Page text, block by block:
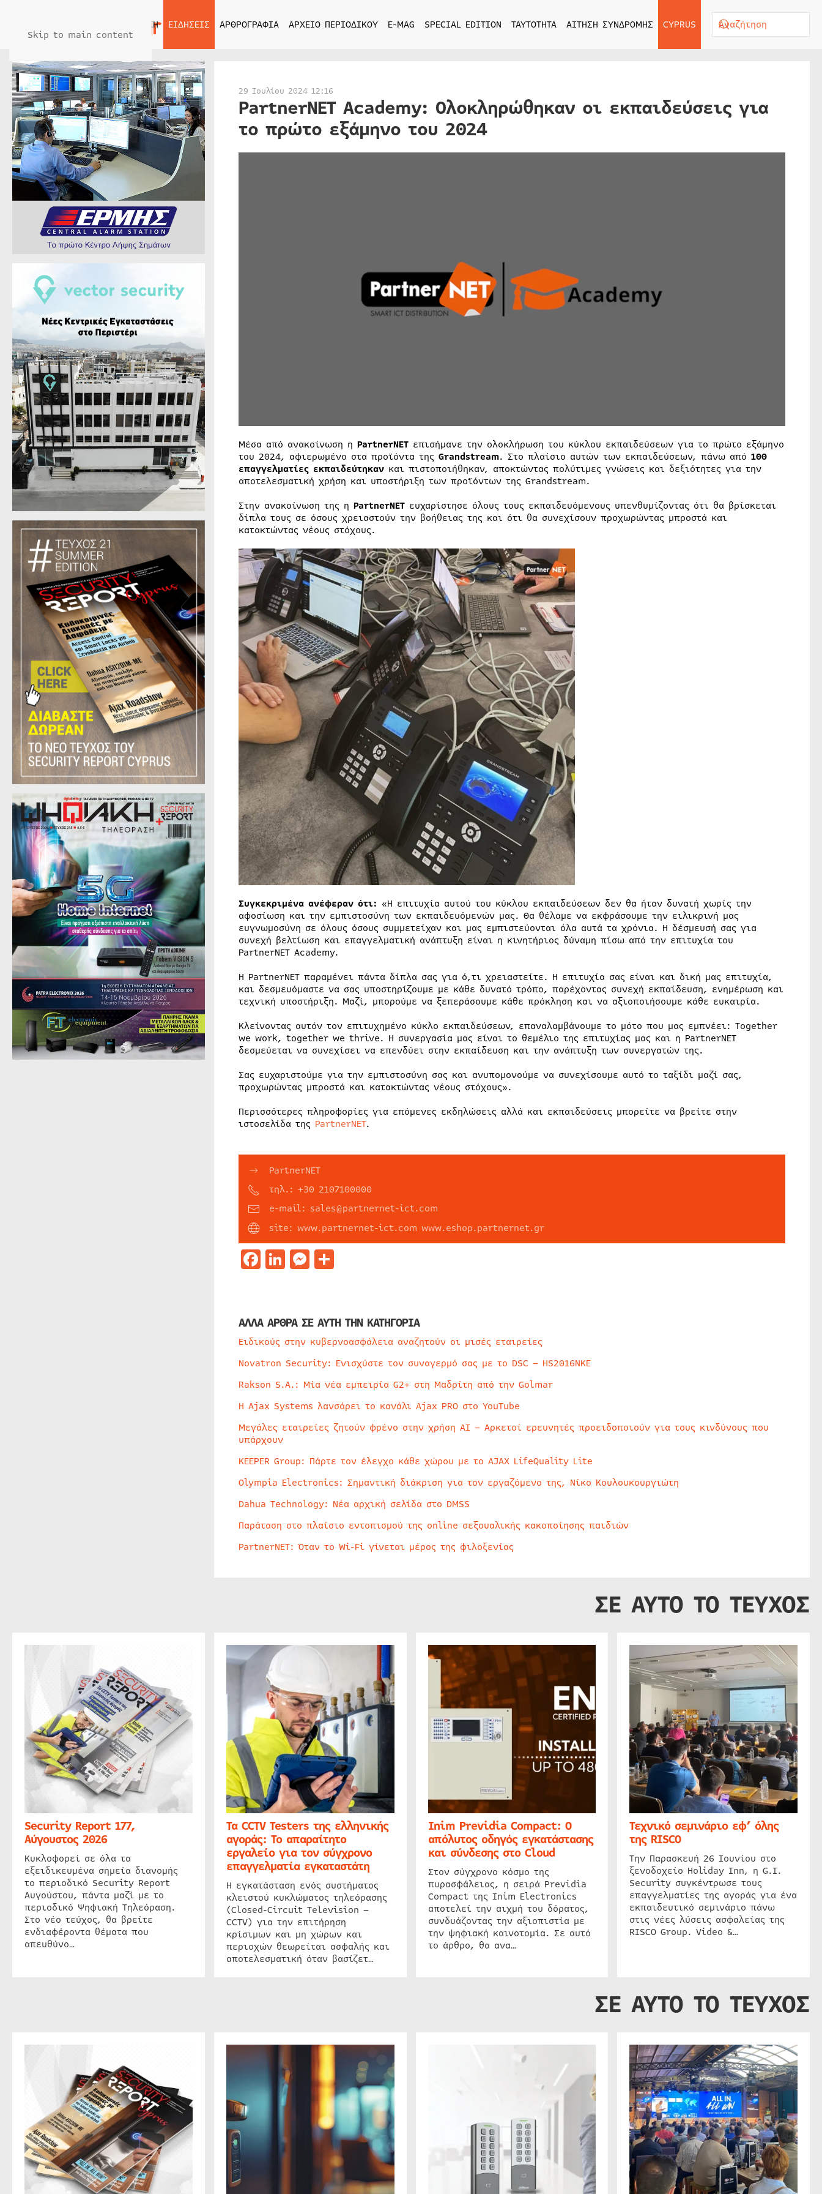
Skip to main content
ΑΡΧΙΚΗ ΕΙΔΗΣΕΙΣ ΑΡΘΡΟΓΡΑΦΙΑ ΑΡΧΕΙΟ ΠΕΡΙΟΔΙΚΟΥ E-MAG SPECIAL EDITION ΤΑΥΤΟΤΗΤΑ ΑΙΤΗΣΗ ΣΥΝΔΡΟΜΗΣ CYPRUS
29 Ιουλίου 2024 12:16
PartnerNET Academy: Ολοκληρώθηκαν οι εκπαιδεύσεις για
το πρώτο εξάμηνο του 2024
Μέσα από ανακοίνωση η PartnerNETεπισήμανε την ολοκλήρωση του κύκλου εκπαιδεύσεων για το πρώτο εξάμηνο
του 2024, αφιερωμένο στα προϊόντα της Grandstream. Στο πλαίσιο αυτών των εκπαιδεύσεων, πάνω από 100
επαγγελματίες εκπαιδεύτηκανκαι πιστοποιήθηκαν, αποκτώντας πολύτιμες γνώσεις και δεξιότητες για την
αποτελεσματική χρήση και υποστήριξη των προϊόντων της Grandstream.
Στην ανακοίνωση της η PartnerNET ευχαρίστησε όλους τους εκπαιδευόμενους υπενθυμίζοντας ότι θα βρίσκεται
δίπλα τους σε όσους χρειαστούν την βοήθειας της και ότι θα συνεχίσουν προχωρώντας μπροστά και
κατακτώντας νέους στόχους.
Συγκεκριμένα ανέφεραν ότι: «Η επιτυχία αυτού του κύκλου εκπαιδεύσεων δεν θα ήταν δυνατή χωρίς την
αφοσίωση και την εμπιστοσύνη των εκπαιδευόμενών μας. Θα θέλαμε να εκφράσουμε την ειλικρινή μας
ευγνωμοσύνη σε όλους όσους συμμετείχαν και μας εμπιστεύονται όλα αυτά τα χρόνια. Η δέσμευσή σας για
συνεχή βελτίωση και επαγγελματική ανάπτυξη είναι η κινητήριος δύναμη πίσω από την επιτυχία του
PartnerNET Academy.
Η PartnerNET παραμένει πάντα δίπλα σας για ό,τι χρειαστείτε. Η επιτυχία σας είναι και δική μας επιτυχία,
και δεσμευόμαστε να σας υποστηρίζουμε με κάθε δυνατό τρόπο, παρέχοντας συνεχή εκπαίδευση, ενημέρωση και
τεχνική υποστήριξη. Μαζί, μπορούμε να ξεπεράσουμε κάθε πρόκληση και να αξιοποιήσουμε κάθε ευκαιρία.
Κλείνοντας αυτόν τον επιτυχημένο κύκλο εκπαιδεύσεων, επαναλαμβάνουμε το μότο που μας εμπνέει: Together
we work, together we thrive. Η συνεργασία μας είναι το θεμέλιο της επιτυχίας μας και η PartnerNET
δεσμεύεται να συνεχίσει να επενδύει στην εκπαίδευση και την ανάπτυξη των συνεργατών της.
Σας ευχαριστούμε για την εμπιστοσύνη σας και ανυπομονούμε να συνεχίσουμε αυτό το ταξίδι μαζί σας,
προχωρώντας μπροστά και κατακτώντας νέους στόχους».
Περισσότερες πληροφορίες για επόμενες εκδηλώσεις αλλά και εκπαιδεύσεις μπορείτε να βρείτε στην
ιστοσελίδα της PartnerNET.
PartnerΝΕΤ
τηλ.: +30 2107100000
e-mail: sales@partnernet-ict.com
site: www.partnernet-ict.com www.eshop.partnernet.gr
Facebook
LinkedIn
Messenger
Μοιραστείτε
ΑΛΛΑ ΑΡΘΡΑ ΣΕ ΑΥΤΗ ΤΗΝ ΚΑΤΗΓΟΡΙΑ
Ειδικούς στην κυβερνοασφάλεια αναζητούν οι μισές εταιρείες
Novatron Security: Ενισχύστε τον συναγερμό σας με το DSC – HS2016NKE
Rakson S.A.: Μία νέα εμπειρία G2+ στη Μαδρίτη από την Golmar
Η Ajax Systems λανσάρει το κανάλι Ajax PRO στο YouTube
Μεγάλες εταιρείες ζητούν φρένο στην χρήση AI – Αρκετοί ερευνητές προειδοποιούν για τους κινδύνους που
υπάρχουν
KEEPER Group: Πάρτε τον έλεγχο κάθε χώρου με το AJAX LifeQuality Lite
Olympia Electronics: Σημαντική διάκριση για τον εργαζόμενο της, Νίκο Κουλουκουργιώτη
Dahua Technology: Νέα αρχική σελίδα στο DMSS
Παράταση στο πλαίσιο εντοπισμού της online σεξουαλικής κακοποίησης παιδιών
PartnerNET: Όταν το Wi-Fi γίνεται μέρος της φιλοξενίας
ΣΕ ΑΥΤΟ ΤΟ ΤΕΥΧΟΣ
Security Report 177,
Αύγουστος 2026
Κυκλοφορεί σε όλα τα
εξειδικευμένα σημεία διανομής
το περιοδικό Security Report
Αυγούστου, πάντα μαζί με το
περιοδικό Ψηφιακή Τηλεόραση.
Στο νέο τεύχος, θα βρείτε
ενδιαφέροντα θέματα που
απευθύνο…
Τα CCTV Testers της ελληνικής
αγοράς: Το απαραίτητο
εργαλείο για τον σύγχρονο
επαγγελματία εγκαταστάτη
Η εγκατάσταση ενός συστήματος
κλειστού κυκλώματος τηλεόρασης
(Closed-Circuit Television –
CCTV) για την επιτήρηση
κρίσιμων και μη χώρων και
περιοχών θεωρείται ασφαλής και
αποτελεσματική όταν βασίζετ…
Inim Previdia Compact: Ο
απόλυτος οδηγός εγκατάστασης
και σύνδεσης στο Cloud
Στον σύγχρονο κόσμο της
πυρασφάλειας, η σειρά Previdia
Compact της Inim Electronics
αποτελεί την αιχμή του δόρατος,
συνδυάζοντας την αξιοπιστία με
την ψηφιακή καινοτομία. Σε αυτό
το άρθρο, θα ανα…
Τεχνικό σεμινάριο εφ’ όλης
της RISCO
Την Παρασκευή 26 Ιουνίου στο
ξενοδοχείο Holiday Inn, η G.I.
Security συγκέντρωσε τους
επαγγελματίες της αγοράς για ένα
εκπαιδευτικό σεμινάριο πάνω
στις νέες λύσεις ασφαλείας της
RISCO Group. Video &…
ΣΕ ΑΥΤΟ ΤΟ ΤΕΥΧΟΣ